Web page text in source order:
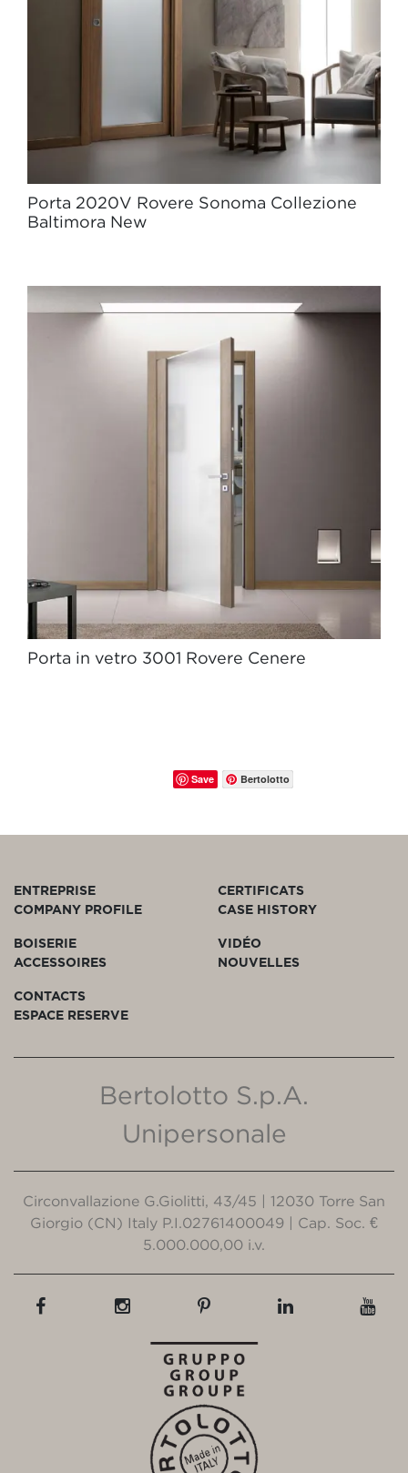
Porta 2020V Rovere Sonoma Collezione
Baltimora New
Porta in vetro 3001 Rovere Cenere
Save Bertolotto
ENTREPRISE
COMPANY PROFILE
CERTIFICATS
CASE HISTORY
BOISERIE
ACCESSOIRES
VIDÉO
NOUVELLES
CONTACTS
ESPACE RESERVE
Bertolotto S.p.A.
Unipersonale
Circonvallazione G.Giolitti, 43/45 | 12030 Torre San
Giorgio (CN) Italy P.I.02761400049 | Cap. Soc. €
5.000.000,00 i.v.